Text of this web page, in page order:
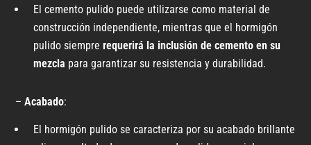
El cemento pulido puede utilizarse como material de
construcción independiente, mientras que el hormigón
pulido siempre requerirá la inclusión de cemento en su
mezcla para garantizar su resistencia y durabilidad.
–Acabado:
El hormigón pulido se caracteriza por su acabado brillante